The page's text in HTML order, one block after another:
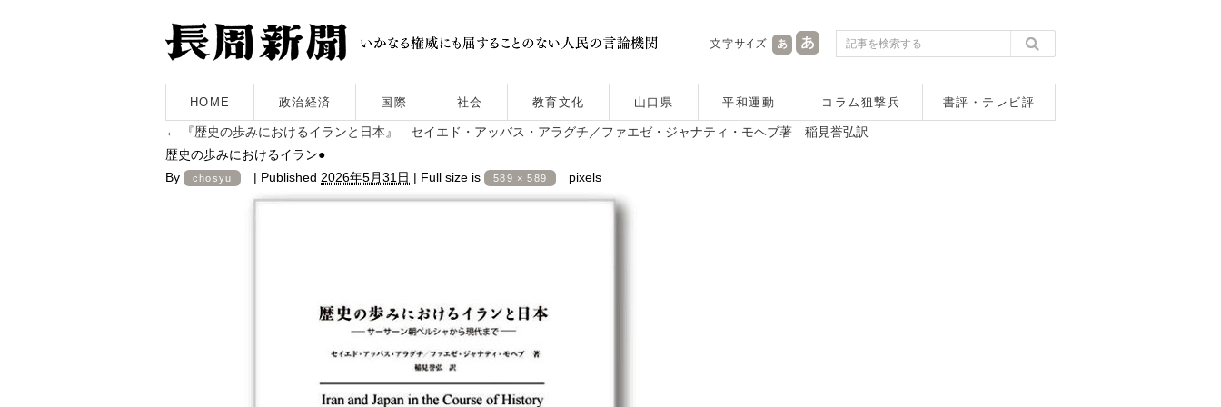
HOME 政治経済 国際 社会 教育文化 山口県 平和運動 コラム狙撃兵 書評・テレビ評
←
『歴史の歩みにおけるイランと日本』 セイエド・アッバス・アラグチ／ファエゼ・ジャナティ・モヘブ著 稲見誉弘訳
歴史の歩みにおけるイラン●
By
chosyu | Published 2026年5月31日 | Full size is 589 × 589 pixels